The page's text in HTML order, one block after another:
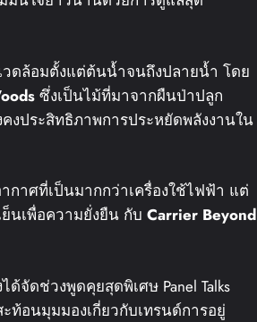
ดล้อมตั้งแต่ต้นน้ำจนถึงปลายน้ำ โดย
ซึ่งเป็นไม้ที่มาจากผืนป่าปลูก
งประสิทธิภาพการประหยัดพลังงานใน
าศที่เป็นมากกว่าเครื่องใช้ไฟฟ้า แต่
นเพื่อความยั่งยืน กับ Carrier Beyond
ดช่วงพูดคุยสุดพิเศษ Panel Talks
ท้อนมุมมองเกี่ยวกับเทรนด์การอยู่